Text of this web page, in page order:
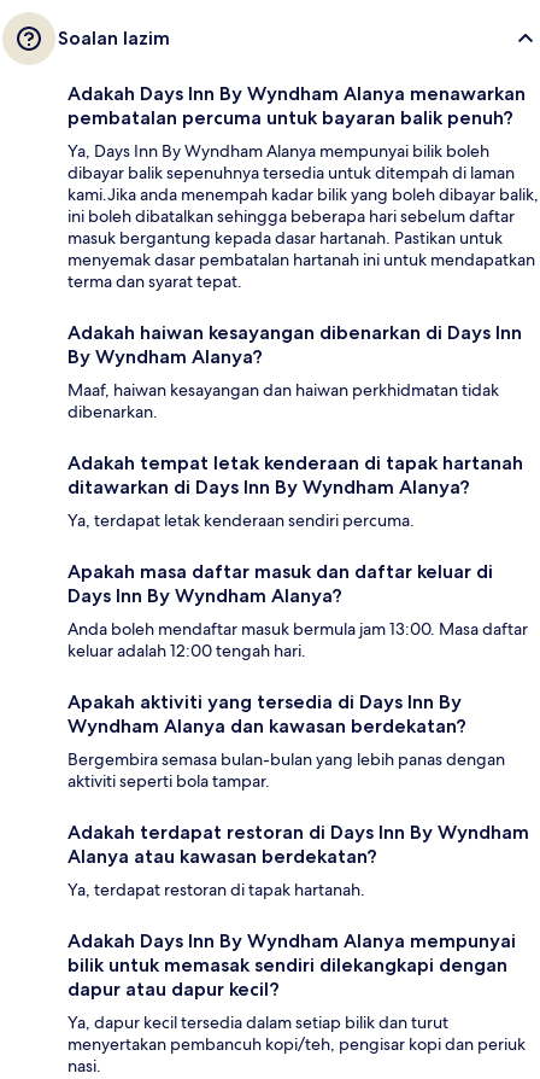
Soalan lazim
Adakah Days Inn By Wyndham Alanya menawarkan
pembatalan percuma untuk bayaran balik penuh?
Ya, Days Inn By Wyndham Alanya mempunyai bilik boleh
dibayar balik sepenuhnya tersedia untuk ditempah di laman
kami.Jika anda menempah kadar bilik yang boleh dibayar balik,
ini boleh dibatalkan sehingga beberapa hari sebelum daftar
masuk bergantung kepada dasar hartanah. Pastikan untuk
menyemak dasar pembatalan hartanah ini untuk mendapatkan
terma dan syarat tepat.
Adakah haiwan kesayangan dibenarkan di Days Inn
By Wyndham Alanya?
Maaf, haiwan kesayangan dan haiwan perkhidmatan tidak
dibenarkan.
Adakah tempat letak kenderaan di tapak hartanah
ditawarkan di Days Inn By Wyndham Alanya?
Ya, terdapat letak kenderaan sendiri percuma.
Apakah masa daftar masuk dan daftar keluar di
Days Inn By Wyndham Alanya?
Anda boleh mendaftar masuk bermula jam 13:00. Masa daftar
keluar adalah 12:00 tengah hari.
Apakah aktiviti yang tersedia di Days Inn By
Wyndham Alanya dan kawasan berdekatan?
Bergembira semasa bulan-bulan yang lebih panas dengan
aktiviti seperti bola tampar.
Adakah terdapat restoran di Days Inn By Wyndham
Alanya atau kawasan berdekatan?
Ya, terdapat restoran di tapak hartanah.
Adakah Days Inn By Wyndham Alanya mempunyai
bilik untuk memasak sendiri dilekangkapi dengan
dapur atau dapur kecil?
Ya, dapur kecil tersedia dalam setiap bilik dan turut
menyertakan pembancuh kopi/teh, pengisar kopi dan periuk
nasi.